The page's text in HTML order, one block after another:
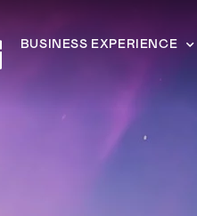
BUSINESS EXPERIENCE